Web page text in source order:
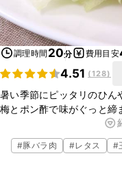
調理時間 20分 費用目安
4.51 (128)
暑い季節にピッタリのひん
梅とポン酢で味がぐっと締
大葉と梅肉はお好みで調整
とても簡単で美味しい一
#豚バラ肉 #レタス #